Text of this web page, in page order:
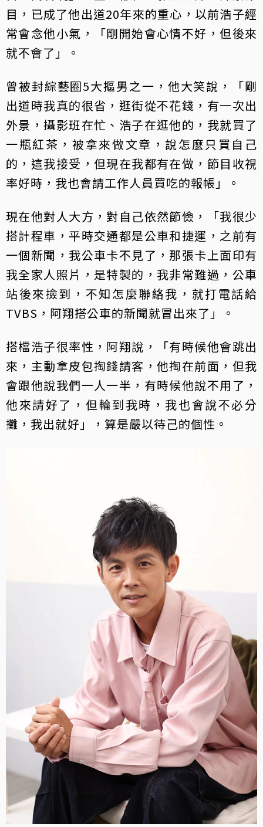
目，已成了他出道20年來的重心，以前浩子經
常會念他小氣，「剛開始會心情不好，但後來
就不會了」。
曾被封綜藝圈5大摳男之一，他大笑說，「剛
出道時我真的很省，逛街從不花錢，有一次出
外景，攝影班在忙、浩子在逛他的，我就買了
一瓶紅茶，被拿來做文章，說怎麼只買自己
的，這我接受，但現在我都有在做，節目收視
率好時，我也會請工作人員買吃的報帳」。
現在他對人大方，對自己依然節儉，「我很少
搭計程車，平時交通都是公車和捷運，之前有
一個新聞，我公車卡不見了，那張卡上面印有
我全家人照片，是特製的，我非常難過，公車
站後來撿到，不知怎麼聯絡我，就打電話給
TVBS，阿翔搭公車的新聞就冒出來了」。
搭檔浩子很率性，阿翔說，「有時候他會跳出
來，主動拿皮包掏錢請客，他掏在前面，但我
會跟他說我們一人一半，有時候他說不用了，
他來請好了，但輪到我時，我也會說不必分
攤，我出就好」，算是嚴以待己的個性。